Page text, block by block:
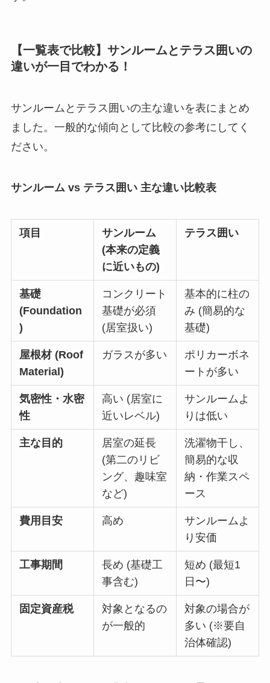
【一覧表で比較】サンルームとテラス囲いの
違いが一目でわかる！
サンルームとテラス囲いの主な違いを表にまとめ
ました。一般的な傾向として比較の参考にしてく
ださい。
サンルーム vs テラス囲い 主な違い比較表
項目
サンルーム
(本来の定義
に近いもの)
テラス囲い
基礎
(Foundation
)
コンクリート
基礎が必須
(居室扱い)
基本的に柱の
み (簡易的な
基礎)
屋根材 (Roof
Material)
ガラスが多い
ポリカーボネ
ートが多い
気密性・水密
性
高い (居室に
近いレベル)
サンルームよ
りは低い
主な目的
居室の延長
(第二のリビ
ング、趣味室
など)
洗濯物干し、
簡易的な収
納・作業スペ
ース
費用目安 高め
サンルームよ
り安価
工事期間
長め (基礎工
事含む)
短め (最短1
日〜)
固定資産税
対象となるの
が一般的
対象の場合が
多い (※要自
治体確認)